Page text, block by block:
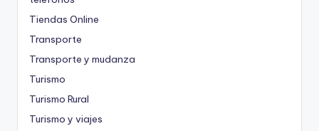
Tiendas Online
Transporte
Transporte y mudanza
Turismo
Turismo Rural
Turismo y viajes